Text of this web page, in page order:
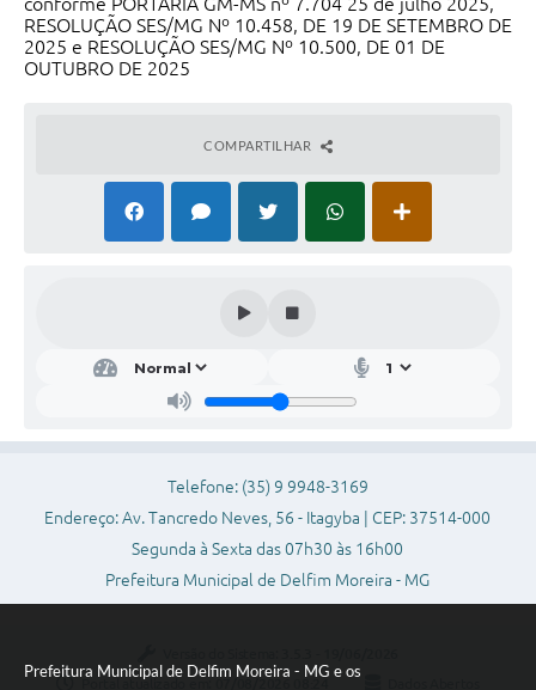
Prefeitura Municipal de Delfim Moreira - MG e os
RESOLUÇÃO SES/MG Nº 10.458, DE 19 DE SETEMBRO DE
2025 e RESOLUÇÃO SES/MG Nº 10.500, DE 01 DE
OUTUBRO DE 2025
COMPARTILHAR
Telefone: (35) 9 9948-3169
Endereço: Av. Tancredo Neves, 56 - Itagyba | CEP: 37514-000
Segunda à Sexta das 07h30 às 16h00
Prefeitura Municipal de Delfim Moreira - MG
Portal atualizado em: